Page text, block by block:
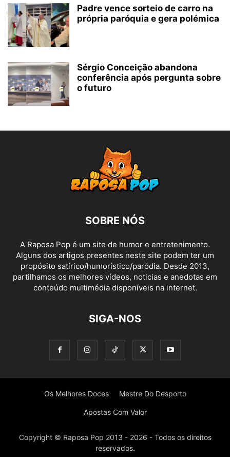
Padre vence sorteio de carro na
própria paróquia e gera polémica
Sérgio Conceição abandona
conferência após pergunta sobre
o futuro
SOBRE NÓS
A Raposa Pop é um site de humor e entretenimento.
Alguns dos artigos presentes neste site podem ter um
propósito satírico/humorístico/paródia. Desde 2013,
partilhamos os melhores vídeos, noticias e anedotas em
conteúdo multimédia disponíveis na internet.
SIGA-NOS
Os Melhores Doces Mestre Do Desporto
Apostas Com Valor
Copyright © Raposa Pop 2013 - 2026 - Todos os direitos
reservados.